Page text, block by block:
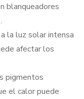
blanqueadores
la luz solar intensa
afectar los
pigmentos
el calor puede